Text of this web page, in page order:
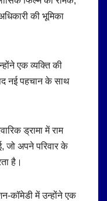
की भूमिका
एक व्यक्ति की
नई पहचान के साथ
ड्रामा में राम
जो अपने परिवार के
है।
कॉमेडी में उन्होंने एक